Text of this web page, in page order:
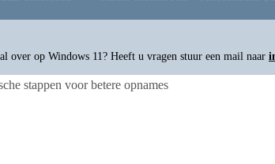
over op Windows 11? Heeft u vragen stuur een mail naar
stappen voor betere opnames